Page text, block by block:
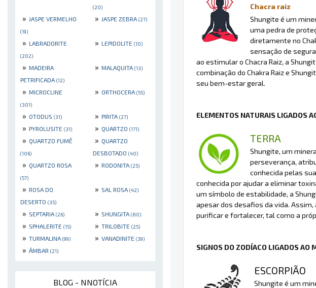
(20)
» JASPE VERMELHO
(19)
» JASPE ZEBRA (27)
» LABRADORITE
(202)
» LEPIDOLITE (10)
» MADEIRA
PETRIFICADA (12)
» MALAQUITA (13)
» MICROCLINE
(301)
» ORTHOCERA (55)
» OTODUS (31) » PIRITA (27)
» PYROLUSITE (31) » QUARTZO (171)
» QUARTZO FUMÊ
(106)
» QUARTZO
DESBOTADO (40)
» QUARTZO ROSA
(57)
» RODONITA (25)
» ROSA DO
DESERTO (35)
» SAL ROSA (42)
» SEPTARIA (26) » SHUNGITA (80)
» SPHALERITE (15) » TRILOBITE (25)
» TURMALINA (99) » VANADINITE (39)
» ÂMBAR (21)
BLOG - NNOTÍCIA
Chacra raiz
Shungite é um
uma pedra de
diretamente no
sensação de
ao estimular o Chacra Raiz, a
combinação do Chakra Raiz e
seu bem-estar geral.
ELEMENTOS NATURAIS LIGADOS
TERRA
Shungite, um
perseverança,
conhecida pelas
conhecida por ajudar a eliminar
um símbolo de estabilidade, a
apesar dos desafios da vida.
purificar e fortalecer, tal como a
SIGNOS DO ZODÍACO LIGADOS AO
ESCORPIÃO
Shungite é um